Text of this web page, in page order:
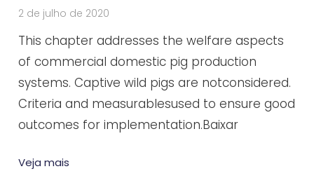
2 de julho de 2020
This chapter addresses the welfare aspects
of commercial domestic pig production
systems. Captive wild pigs are notconsidered.
Criteria and measurablesused to ensure good
outcomes for implementation.Baixar
Veja mais